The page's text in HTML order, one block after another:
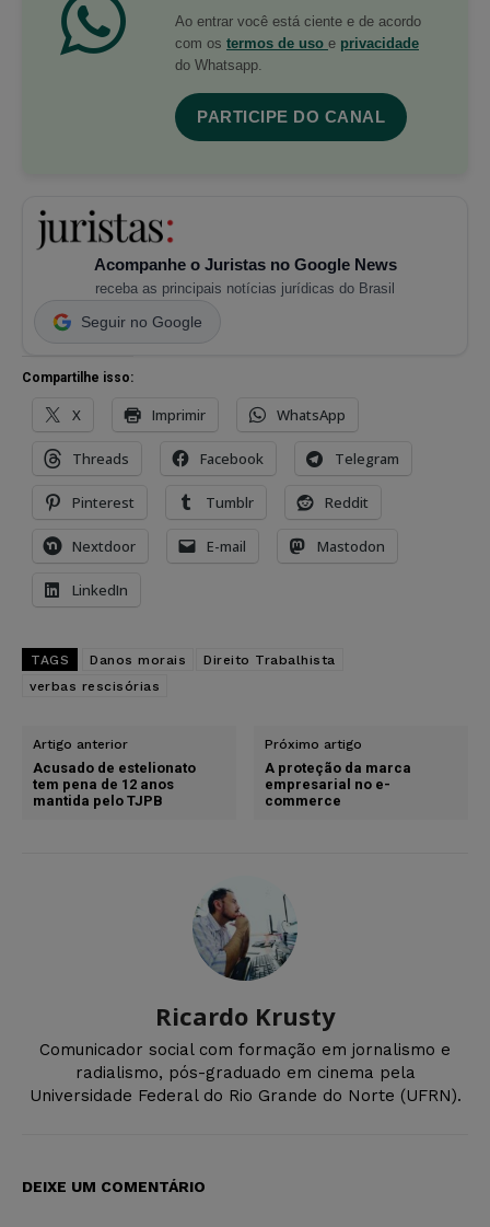
Ao entrar você está ciente e de acordo
com os termos de uso e privacidade
do Whatsapp.
PARTICIPE DO CANAL
Acompanhe o Juristas no Google News
receba as principais notícias jurídicas do Brasil
Seguir no Google
Compartilhe isso:
X Imprimir WhatsApp
Threads Facebook Telegram
Pinterest Tumblr Reddit
Nextdoor E-mail Mastodon
LinkedIn
TAGS Danos morais
Direito Trabalhista
verbas rescisórias
Artigo anterior
Acusado de estelionato
tem pena de 12 anos
mantida pelo TJPB
Próximo artigo
A proteção da marca
empresarial no e-
commerce
Ricardo Krusty
Comunicador social com formação em jornalismo e
radialismo, pós-graduado em cinema pela
Universidade Federal do Rio Grande do Norte (UFRN).
DEIXE UM COMENTÁRIO